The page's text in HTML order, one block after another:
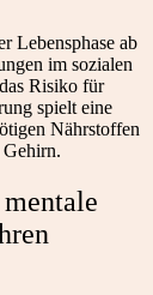
Lebensphase ab
im sozialen
Risiko für
spielt eine
Nährstoffen